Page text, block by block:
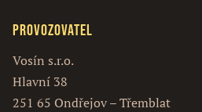
Provozovatel
Vosín s.r.o.
Hlavní 38
251 65 Ondřejov – Třemblat